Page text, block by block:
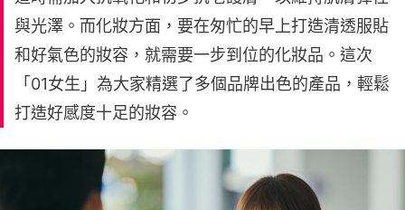
與光澤。而化妝方面，要在匆忙的早上打造清透服貼
和好氣色的妝容，就需要一步到位的化妝品。這次
「01女生」為大家精選了多個品牌出色的產品，輕鬆
打造好感度十足的妝容。